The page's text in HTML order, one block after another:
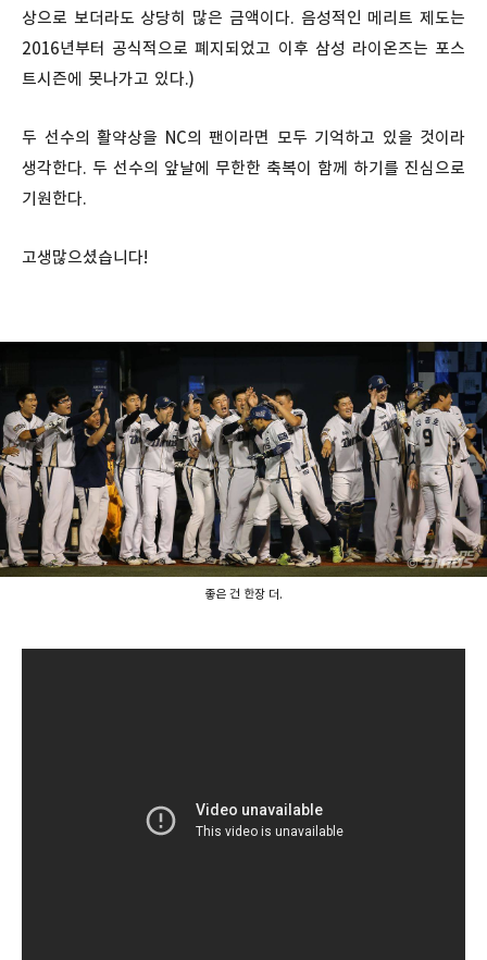
상으로 보더라도 상당히 많은 금액이다. 음성적인 메리트 제도는
2016년부터 공식적으로 폐지되었고 이후 삼성 라이온즈는 포스
트시즌에 못나가고 있다.)
두 선수의 활약상을 NC의 팬이라면 모두 기억하고 있을 것이라
생각한다. 두 선수의 앞날에 무한한 축복이 함께 하기를 진심으로
기원한다.
고생많으셨습니다!
좋은 건 한장 더.